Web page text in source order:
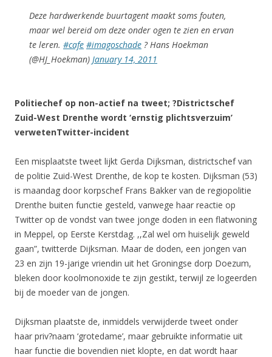
Deze hardwerkende buurtagent maakt soms fouten,
maar wel bereid om deze onder ogen te zien en ervan
te leren. #cafe #imagoschade ? Hans Hoekman
(@HJ_Hoekman) January 14, 2011
Politiechef op non-actief na tweet; ?Districtschef
Zuid-West Drenthe wordt ‘ernstig plichtsverzuim’
verwetenTwitter-incident
Een misplaatste tweet lijkt Gerda Dijksman, districtschef van
de politie Zuid-West Drenthe, de kop te kosten. Dijksman (53)
is maandag door korpschef Frans Bakker van de regiopolitie
Drenthe buiten functie gesteld, vanwege haar reactie op
Twitter op de vondst van twee jonge doden in een flatwoning
in Meppel, op Eerste Kerstdag. ,,Zal wel om huiselijk geweld
gaan”, twitterde Dijksman. Maar de doden, een jongen van
23 en zijn 19-jarige vriendin uit het Groningse dorp Doezum,
bleken door koolmonoxide te zijn gestikt, terwijl ze logeerden
bij de moeder van de jongen.
Dijksman plaatste de, inmiddels verwijderde tweet onder
haar priv?naam ‘grotedame’, maar gebruikte informatie uit
haar functie die bovendien niet klopte, en dat wordt haar